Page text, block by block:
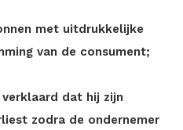
met uitdrukkelijke
van de consument;
dat hij zijn
zodra de ondernemer